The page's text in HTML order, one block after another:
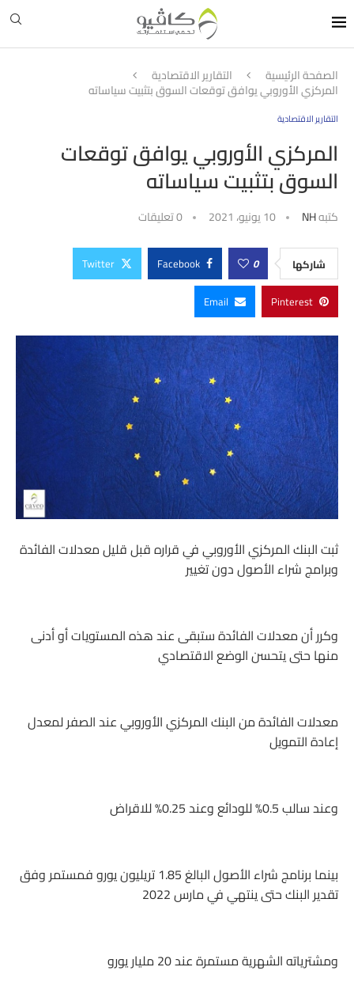
الصفحة الرئيسية التقارير الاقتصادية
المركزي الأوروبي يوافق توقعات السوق بتثبيت سياساته
التقارير الاقتصادية
المركزي الأوروبي يوافق توقعات
السوق بتثبيت سياساته
كتبهNH 10 يونيو، 2021 0 تعليقات
شاركها 0
Facebook
Twitter
Pinterest
Email
ثبت البنك المركزي الأوروبي في قراره قبل قليل معدلات الفائدة
وبرامج شراء الأصول دون تغيير
وكرر أن معدلات الفائدة ستبقى عند هذه المستويات أو أدنى
منها حتى يتحسن الوضع الاقتصادي
معدلات الفائدة من البنك المركزي الأوروبي عند الصفر لمعدل
إعادة التمويل
وعند سالب 0.5% للودائع وعند 0.25% للاقراض
بينما برنامج شراء الأصول البالغ 1.85 تريليون يورو فمستمر وفق
تقدير البنك حتى ينتهي في مارس 2022
ومشترياته الشهرية مستمرة عند 20 مليار يورو